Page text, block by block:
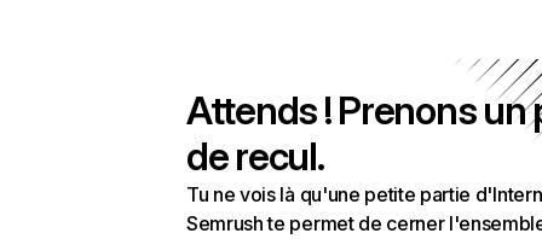
Attends ! Prenons un
de recul.
Tu ne vois là qu'une petite partie
Semrush te permet de cerner